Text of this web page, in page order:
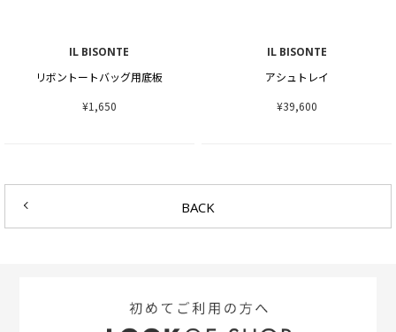
IL BISONTE
リボントートバッグ用底板
¥1,650
IL BISONTE
アシュトレイ
¥39,600
BACK